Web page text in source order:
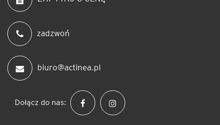
zadzwoń
biuro@actinea.pl
Dołącz do nas: